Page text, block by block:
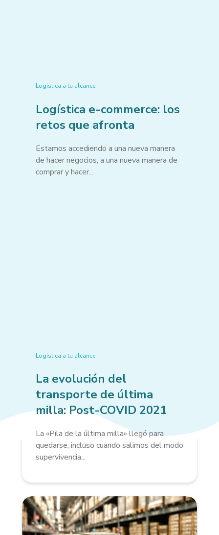
Logistica a tu alcance
Logística e-commerce: los
retos que afronta
Estamos accediendo a una nueva manera
de hacer negocios, a una nueva manera de
comprar y hacer...
Logistica a tu alcance
La evolución del
transporte de última
milla: Post-COVID 2021
La «Pila de la última milla» llegó para
quedarse, incluso cuando salimos del modo
supervivencia...